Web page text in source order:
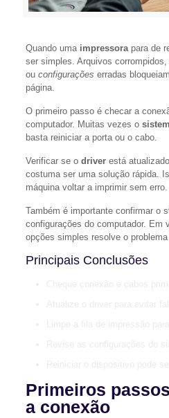
Quando uma impressorapara de
ser simples. Arquivos
ou configurações erradas
página.
O primeiro passo é checar a
computador. Muitas vezes o
basta reiniciar a porta ou o cabo.
Verificar se o driverestá
costuma ser uma solução rápida.
máquina voltar a imprimir sem erro.
Também é importante confirmar o
configurações do computador. Em
opções simples resolve o
Principais Conclusões
Primeiros
a conexão